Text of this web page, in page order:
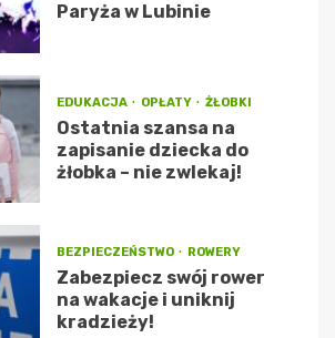
Paryża w Lubinie
EDUKACJA OPŁATY ŻŁOBKI
Ostatnia szansa na
zapisanie dziecka do
żłobka – nie zwlekaj!
BEZPIECZEŃSTWO ROWERY
Zabezpiecz swój rower
na wakacje i uniknij
kradzieży!